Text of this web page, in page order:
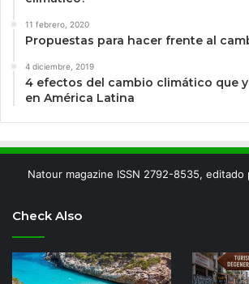
11 febrero, 2020
Propuestas para hacer frente al
4 diciembre, 2019
4 efectos del cambio climático que
en América Latina
Natour magazine ISSN 2792-8535, editado
Check Also